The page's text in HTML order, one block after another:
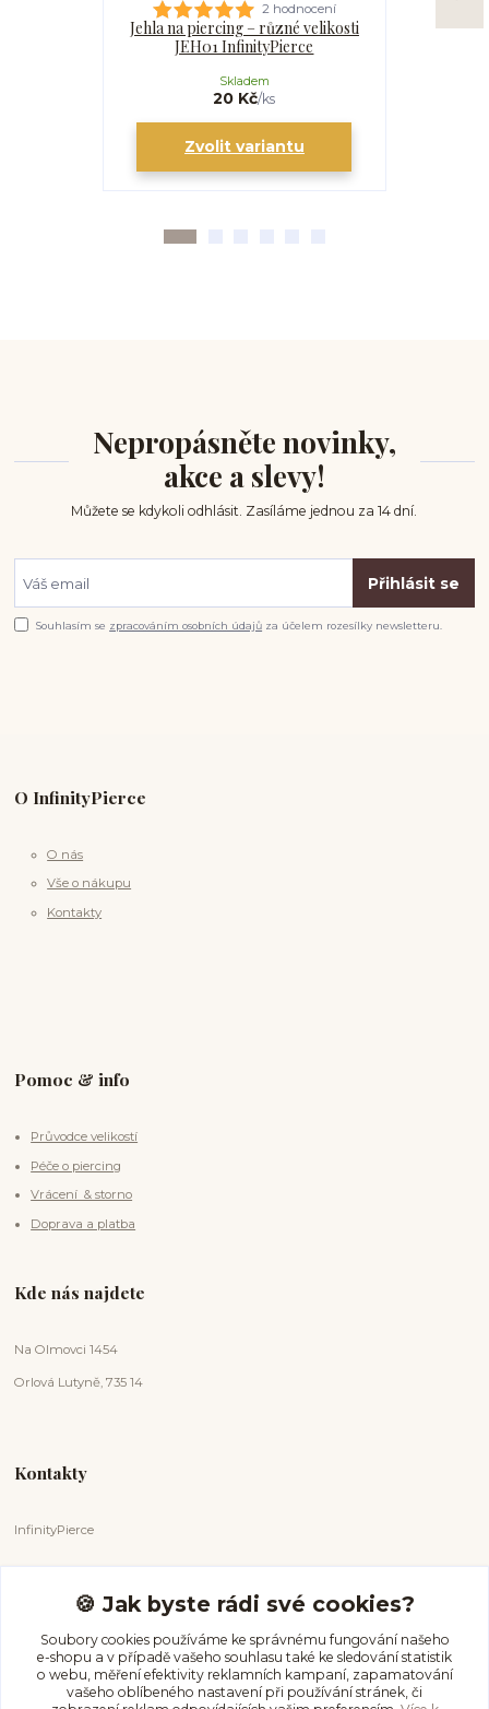
2 hodnocení
Jehla na piercing – různé velikosti
JEH01 InfinityPierce
20 Kč/ks
Skladem
Zvolit variantu
Nepropásněte novinky,
akce a slevy!
Můžete se kdykoli odhlásit. Zasíláme jednou za 14 dní.
Přihlásit se
Souhlasím se zpracováním osobních údajů za účelem rozesílky newsletteru.
O InfinityPierce
O nás
Vše o nákupu
Kontakty
Pomoc & info
Průvodce velikostí
Péče o piercing
Vrácení & storno
Doprava a platba
Kde nás najdete
Na Olmovci 1454
Orlová Lutyně, 735 14
Kontakty
InfinityPierce
+420 731 681 038
(Po-Ne, 9-18 hod.)
info@infinitypierce.cz
🍪 Jak byste rádi své cookies?
Soubory cookies používáme ke správnému fungování našeho
e-shopu a v případě vašeho souhlasu také ke sledování statistik
o webu, měření efektivity reklamních kampaní, zapamatování
vašeho oblíbeného nastavení při používání stránek, či